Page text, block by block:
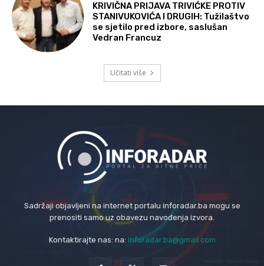
KRIVIČNA PRIJAVA TRIVIĆKE PROTIV
STANIVUKOVIĆA I DRUGIH: Tužilaštvo
se sjetilo pred izbore, saslušan
Vedran Francuz
Učitati više
Sadržaji objavljeni na internet portalu inforadar.ba mogu se
prenositi samo uz obavezu navođenja izvora.
Kontaktirajte nas: na: inforadar.ba@gmail.com